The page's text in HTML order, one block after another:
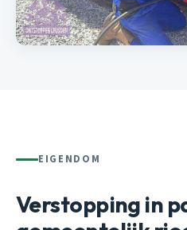
EIGENDOM
Verstopping in